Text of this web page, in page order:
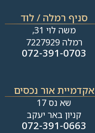
סניף רמלה / לוד
משה לוי 31,
רמלה 7227929
072-391-0703
אקדמיית אור נכסים
שא נס 17
קניון באר יעקב
072-391-0663